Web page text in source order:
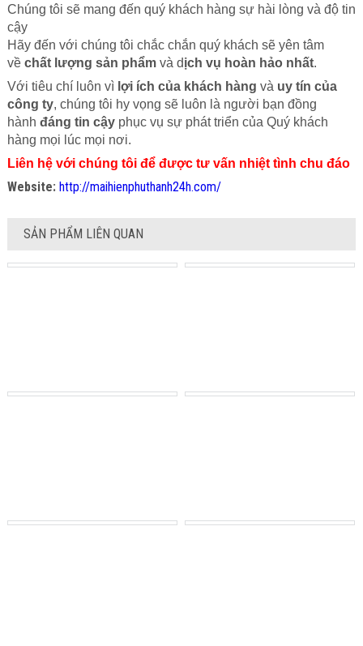
Chúng tôi sẽ mang đến quý khách hàng sự hài lòng và độ tin
cậy
Hãy đến với chúng tôi chắc chắn quý khách sẽ yên tâm
về chất lượng sản phẩmvà dịch vụ hoàn hảo nhất.
Với tiêu chí luôn vì lợi ích của khách hàng và uy tín của
công ty, chúng tôi hy vọng sẽ luôn là người bạn đồng
hành đáng tin cậyphục vụ sự phát triển của Quý khách
hàng mọi lúc mọi nơi.
Liên hệ với chúng tôi để được tư vấn nhiệt tình chu đáo
Website: http://maihienphuthanh24h.com/
SẢN PHẨM LIÊN QUAN